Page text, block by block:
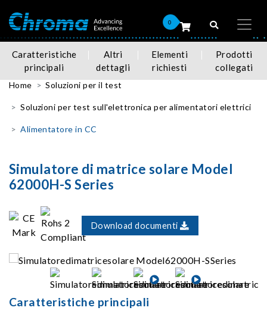
0
Caratteristiche
principali
Altri
dettagli
Elementi
richiesti
Prodotti
collegati
Home Soluzioni per il test
Soluzioni per test sull'elettronica per alimentatori elettrici
Alimentatore in CC
Simulatore di matrice solare Model
62000H-S Series
Download documenti
Caratteristiche principali